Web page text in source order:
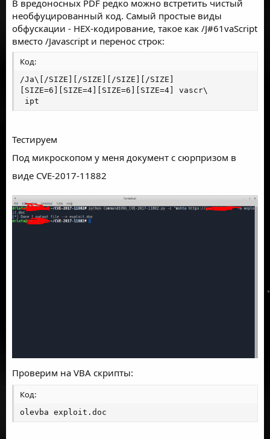
В вредоносных PDF редко можно встретить чистый
необфуцированный код. Самый простые виды
обфускации - HEX-кодирование, такое как /J#61vaScript
вместо /Javascript и перенос строк:
Код:
/Ja\[/SIZE][/SIZE][/SIZE][/SIZE]
[SIZE=6][SIZE=4][SIZE=6][SIZE=4] vascr\
ipt
Тестируем
Под микроскопом у меня документ с сюрпризом в
виде CVE-2017-11882
Проверим на VBA скрипты:
Код:
olevba exploit.doc